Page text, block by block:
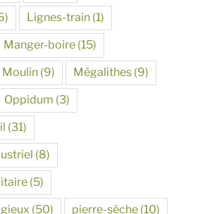
Lignes-train (1)
Manger-boire (15)
Moulin (9) Mégalithes (9)
Oppidum (3)
(31)
(8)
(5)
(50) pierre-sèche (10)